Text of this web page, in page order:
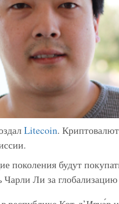
Litecoin.
поколения будут
Чарли Ли за